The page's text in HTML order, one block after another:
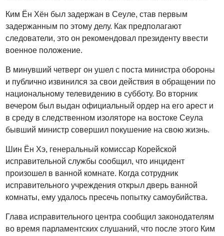
Ким Ён Хён был задержан в Сеуле, став первым
задержанным по этому делу. Как предполагают
следователи, это он рекомендовал президенту ввести
военное положение.
В минувший четверг он ушел с поста министра обороны
и публично извинился за свои действия в обращении по
национальному телевидению в субботу. Во вторник
вечером был выдан официальный ордер на его арест и
в среду в следственном изоляторе на востоке Сеула
бывший министр совершил покушение на свою жизнь.
Шин Ён Хэ, генеральный комиссар Корейской
исправительной службы сообщил, что инцидент
произошел в ванной комнате. Когда сотрудник
исправительного учреждения открыл дверь ванной
комнаты, ему удалось пресечь попытку самоубийства.
Глава исправительного центра сообщил законодателям
во время парламентских слушаний, что после этого Ким